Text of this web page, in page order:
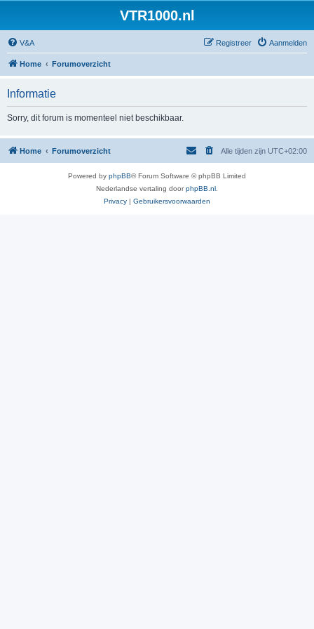
VTR1000.nl
V&A Aanmelden
Registreer
Home Forumoverzicht
Informatie
Sorry, dit forum is momenteel niet beschikbaar.
Home Forumoverzicht Alle tijden zijn UTC+02:00
Powered by phpBB® Forum Software © phpBB Limited
Nederlandse vertaling doorphpBB.nl
Privacy | Gebruikersvoorwaarden